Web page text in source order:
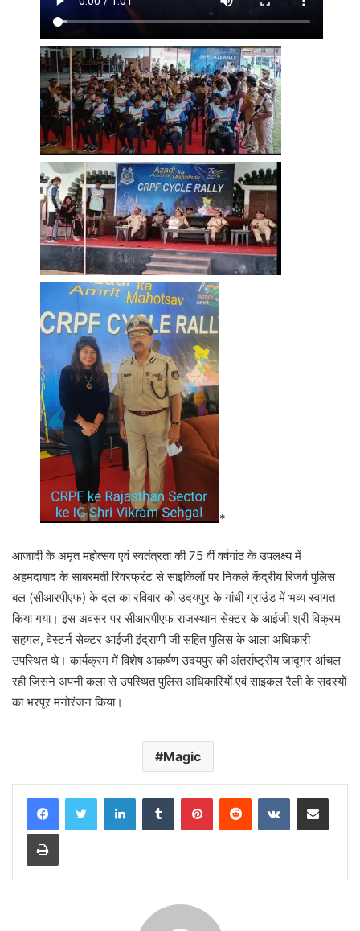
*
आजादी के अमृत महोत्सव एवं स्वतंत्रता की 75 वीं वर्षगांठ के उपलक्ष्य में
अहमदाबाद के साबरमती रिवरफ्रंट से साइकिलों पर निकले केंद्रीय रिजर्व पुलिस
बल (सीआरपीएफ) के दल का रविवार को उदयपुर के गांधी ग्राउंड में भव्य स्वागत
किया गया। इस अवसर पर सीआरपीएफ राजस्थान सेक्टर के आईजी श्री विक्रम
सहगल, वेस्टर्न सेक्टर आईजी इंद्राणी जी सहित पुलिस के आला अधिकारी
उपस्थित थे। कार्यक्रम में विशेष आकर्षण उदयपुर की अंतर्राष्ट्रीय जादूगर आंचल
रही जिसने अपनी कला से उपस्थित पुलिस अधिकारियों एवं साइकल रैली के सदस्यों
का भरपूर मनोरंजन किया।
Magic
LinkedInTumblr PinterestReddit VKontakteShare via Email
Print